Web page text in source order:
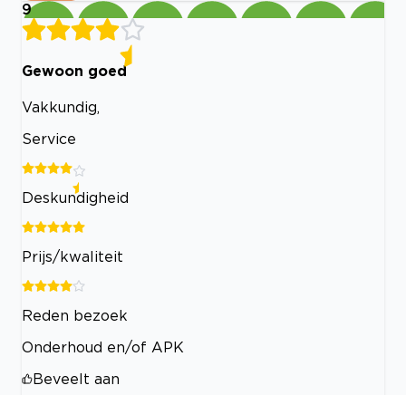
9
Gewoon goed
Vakkundig,
Service
Deskundigheid
Prijs/kwaliteit
Reden bezoek
Onderhoud en/of APK
Beveelt aan